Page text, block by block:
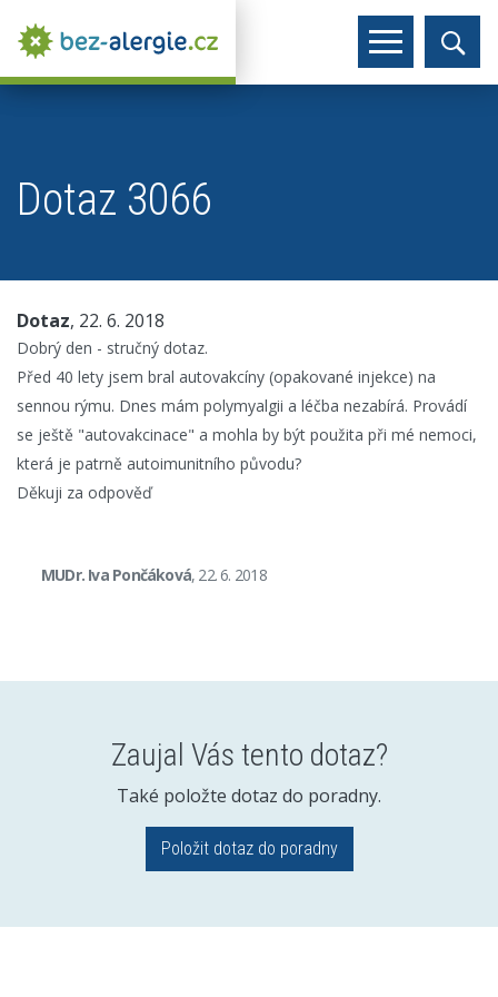
Dotaz 3066
Dotaz, 22. 6. 2018
Dobrý den - stručný dotaz.
Před 40 lety jsem bral autovakcíny (opakované injekce) na
sennou rýmu. Dnes mám polymyalgii a léčba nezabírá. Provádí
se ještě "autovakcinace" a mohla by být použita při mé nemoci,
která je patrně autoimunitního původu?
Děkuji za odpověď
MUDr. Iva Pončáková, 22. 6. 2018
Zaujal Vás tento dotaz?
Také položte dotaz do poradny.
Položit dotaz do poradny